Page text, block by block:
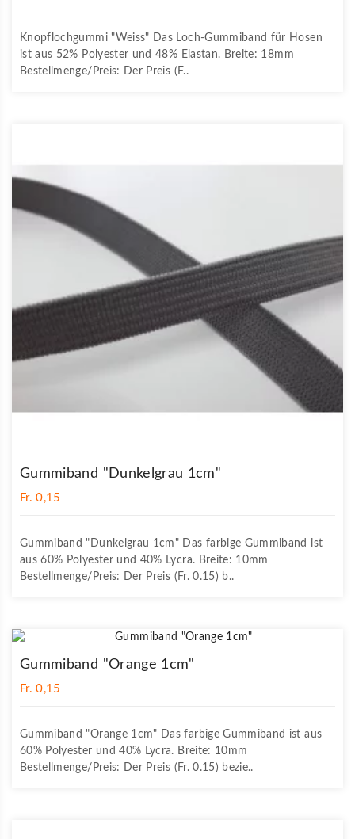
Knopflochgummi "Weiss" Das Loch-Gummiband für Hosen
ist aus 52% Polyester und 48% Elastan. Breite: 18mm
Bestellmenge/Preis: Der Preis (F..
Gummiband "Dunkelgrau 1cm"
Fr. 0,15
Gummiband "Dunkelgrau 1cm" Das farbige Gummiband ist
aus 60% Polyester und 40% Lycra. Breite: 10mm
Bestellmenge/Preis: Der Preis (Fr. 0.15) b..
Gummiband "Orange 1cm"
Fr. 0,15
Gummiband "Orange 1cm" Das farbige Gummiband ist aus
60% Polyester und 40% Lycra. Breite: 10mm
Bestellmenge/Preis: Der Preis (Fr. 0.15) bezie..